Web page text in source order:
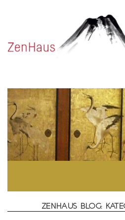
ZENHAUS BLOG: